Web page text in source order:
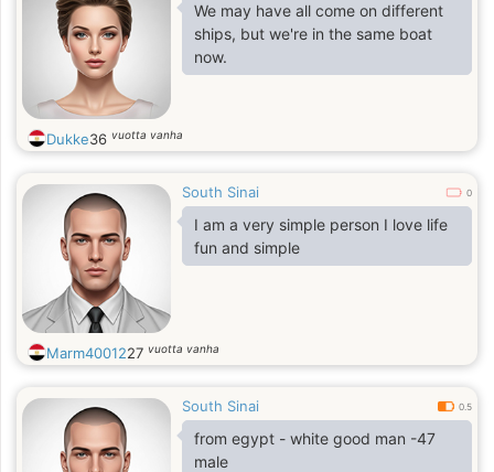
We may have all come on different
ships, but we're in the same boat
now.
Dukke36 vuotta vanha
South Sinai 0
I am a very simple person I love life
fun and simple
Marm4001227 vuotta vanha
South Sinai 0.5
from egypt - white good man -47
male